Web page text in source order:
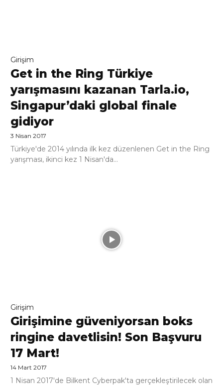
Girişim
Get in the Ring Türkiye
yarışmasını kazanan Tarla.io,
Singapur’daki global finale
gidiyor
3 Nisan 2017
Türkiye'de 2014 yılında ilk kez düzenlenen Get in the Ring
yarışması, ikinci kez 1 Nisan'da...
Girişim
Girişimine güveniyorsan boks
ringine davetlisin! Son Başvuru
17 Mart!
14 Mart 2017
1 Nisan 2017'de Bilkent Cyberpak'ta gerçekleştirilecek olan